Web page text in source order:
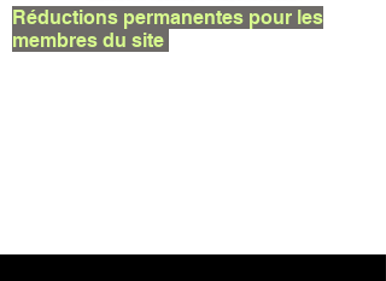
Réductions permanentes pour les
membres du site